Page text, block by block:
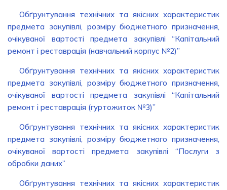
Обґрунтування технічних та якісних характеристик
предмета закупівлі, розміру бюджетного призначення,
очікуваної вартості предмета закупівлі “Капітальний
ремонт і реставрація (навчальний корпус №2)”
Обґрунтування технічних та якісних характеристик
предмета закупівлі, розміру бюджетного призначення,
очікуваної вартості предмета закупівлі “Капітальний
ремонт і реставрація (гуртожиток №3)”
Обґрунтування технічних та якісних характеристик
предмета закупівлі, розміру бюджетного призначення,
очікуваної вартості предмета закупівлі “Послуги з
обробки даних”
Обґрунтування технічних та якісних характеристик